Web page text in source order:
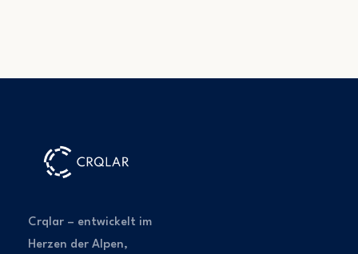
Crqlar – entwickelt im
Herzen der Alpen,